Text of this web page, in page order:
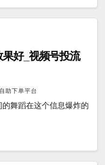
好_视频号投流
助下单平台
舞蹈在这个信息爆炸的